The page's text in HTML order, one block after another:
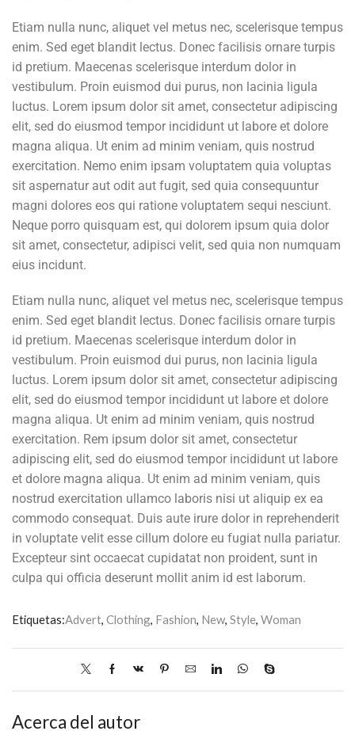
Etiam nulla nunc, aliquet vel metus nec, scelerisque tempus
enim. Sed eget blandit lectus. Donec facilisis ornare turpis
id pretium. Maecenas scelerisque interdum dolor in
vestibulum. Proin euismod dui purus, non lacinia ligula
luctus. Lorem ipsum dolor sit amet, consectetur adipiscing
elit, sed do eiusmod tempor incididunt ut labore et dolore
magna aliqua. Ut enim ad minim veniam, quis nostrud
exercitation. Nemo enim ipsam voluptatem quia voluptas
sit aspernatur aut odit aut fugit, sed quia consequuntur
magni dolores eos qui ratione voluptatem sequi nesciunt.
Neque porro quisquam est, qui dolorem ipsum quia dolor
sit amet, consectetur, adipisci velit, sed quia non numquam
eius incidunt.
Etiam nulla nunc, aliquet vel metus nec, scelerisque tempus
enim. Sed eget blandit lectus. Donec facilisis ornare turpis
id pretium. Maecenas scelerisque interdum dolor in
vestibulum. Proin euismod dui purus, non lacinia ligula
luctus. Lorem ipsum dolor sit amet, consectetur adipiscing
elit, sed do eiusmod tempor incididunt ut labore et dolore
magna aliqua. Ut enim ad minim veniam, quis nostrud
exercitation. Rem ipsum dolor sit amet, consectetur
adipiscing elit, sed do eiusmod tempor incididunt ut labore
et dolore magna aliqua. Ut enim ad minim veniam, quis
nostrud exercitation ullamco laboris nisi ut aliquip ex ea
commodo consequat. Duis aute irure dolor in reprehenderit
in voluptate velit esse cillum dolore eu fugiat nulla pariatur.
Excepteur sint occaecat cupidatat non proident, sunt in
culpa qui officia deserunt mollit anim id est laborum.
Etiquetas:Advert, Clothing, Fashion, New, Style, Woman
Acerca del autor